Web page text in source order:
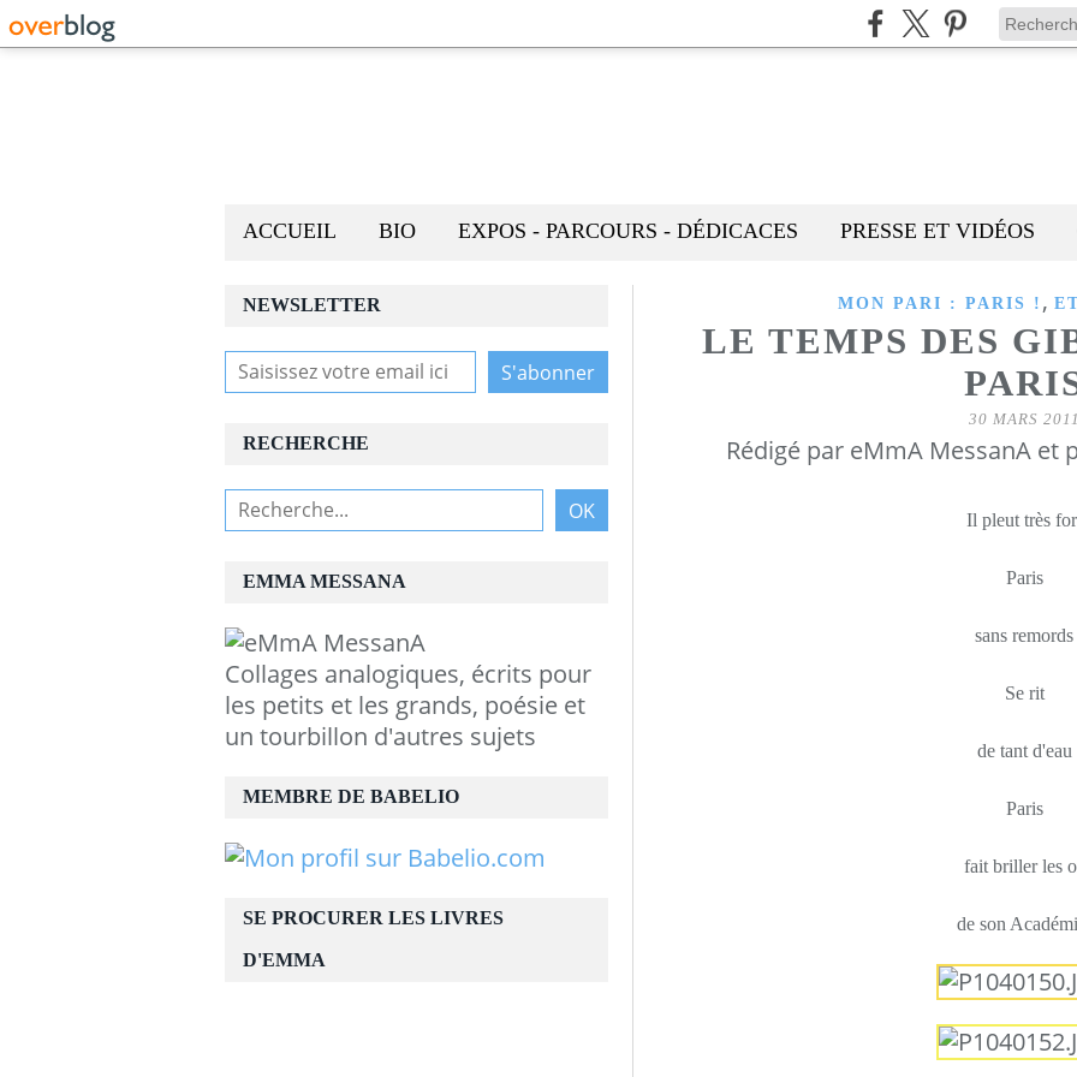
ACCUEIL BIO EXPOS - PARCOURS - DÉDICACES PRESSE ET VIDÉOS
MON PARI : PARIS ! ,
LE TEMPS DES
30 MARS 2011
Rédigé par eMmA MessanA et
Il pleut très
Paris
sans remords
Se rit
de tant d'eau
Paris
fait briller les
de son
NEWSLETTER
RECHERCHE
EMMA MESSANA
Collages analogiques, écrits pour
les petits et les grands, poésie et
un tourbillon d'autres sujets
MEMBRE DE BABELIO
SE PROCURER LES LIVRES
D'EMMA